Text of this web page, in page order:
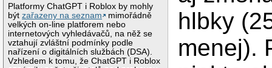
Platformy ChatGPT i Roblox by mohly
býtzařazeny na seznam
mimořádně
velkých on-line platforem nebo
internetových vyhledávačů, na něž se
vztahují zvláštní podmínky podle
nařízení o digitálních službách (DSA).
Vzhledem k tomu, že ChatGPT i Roblox
hlbky
menej).